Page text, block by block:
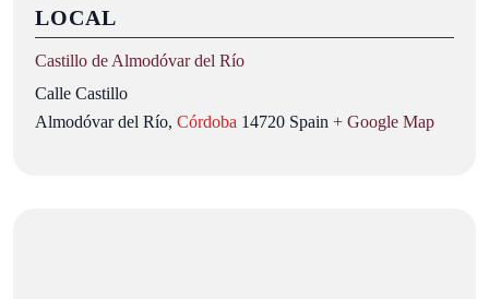
LOCAL
Castillo de Almodóvar del Río
Calle Castillo
Almodóvar del Río, Córdoba 14720 Spain + Google Map